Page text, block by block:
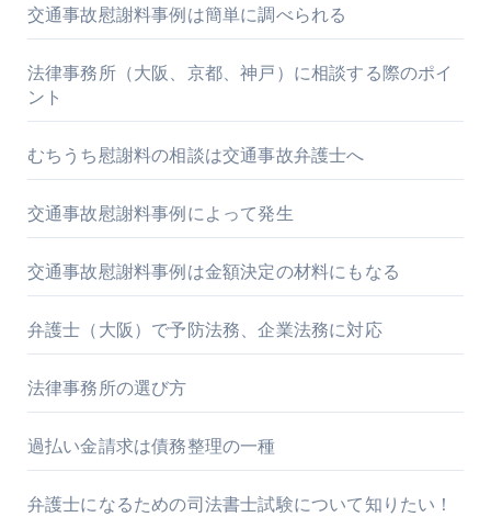
交通事故慰謝料事例は簡単に調べられる
法律事務所（大阪、京都、神戸）に相談する際のポイ
ント
むちうち慰謝料の相談は交通事故弁護士へ
交通事故慰謝料事例によって発生
交通事故慰謝料事例は金額決定の材料にもなる
弁護士（大阪）で予防法務、企業法務に対応
法律事務所の選び方
過払い金請求は債務整理の一種
弁護士になるための司法書士試験について知りたい！